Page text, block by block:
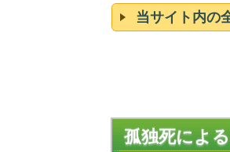
当サイト内の
孤独死によ